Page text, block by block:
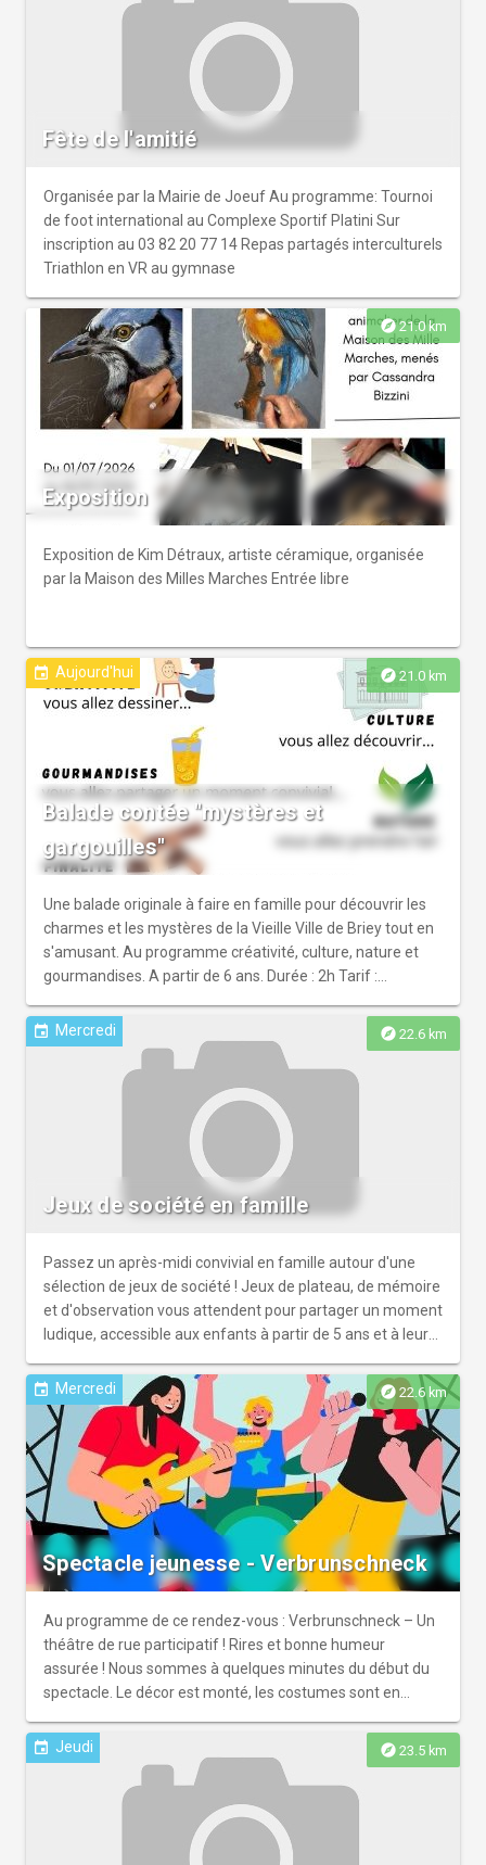
Fête de l'amitié
Organisée par la Mairie de Joeuf Au programme: Tournoi
de foot international au Complexe Sportif Platini Sur
inscription au 03 82 20 77 14 Repas partagés interculturels
Triathlon en VR au gymnase
explore21.0 km
Exposition
Exposition de Kim Détraux, artiste céramique, organisée
par la Maison des Milles Marches Entrée libre
explore 21.0 km
event Aujourd'hui
Balade contée "mystères et
gargouilles"
Une balade originale à faire en famille pour découvrir les
charmes et les mystères de la Vieille Ville de Briey tout en
s'amusant. Au programme créativité, culture, nature et
gourmandises. A partir de 6 ans. Durée : 2h Tarif :
places limitées. Un minimum de 5 personnes est requis
pour que la balade ait lieu. Attention marches et dénivelé
le long du parcours, prévoir des chaussures adaptées.
Infos et réservations : miltol.tourisme@gmail.com ou 07
explore 22.6 km
event Mercredi
Jeux de société en famille
Passez un après-midi convivial en famille autour d'une
sélection de jeux de société ! Jeux de plateau, de mémoire
et d'observation vous attendent pour partager un moment
ludique, accessible aux enfants à partir de 5 ans et à leurs
des défis ensemble. Réservation obligatoire.
explore 22.6 km
event Mercredi
Spectacle jeunesse - Verbrunschneck
Au programme de ce rendez-vous : Verbrunschneck – Un
théâtre de rue participatif ! Rires et bonne humeur
assurée ! Nous sommes à quelques minutes du début du
spectacle. Le décor est monté, les costumes sont en
train de s’échauffer en coulisse ! Mais où est passée
l’équipe ?? Heureusement le public est chaud, et grâce à
lui, le spectacle aura bien lieu !
explore 23.5 km
event Jeudi